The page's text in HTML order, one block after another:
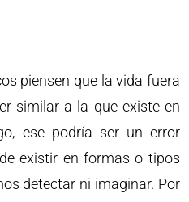
piensen que la vida fuera
similar a la que existe en
ese podría ser un error
existir en formas o tipos
detectar ni imaginar. Por